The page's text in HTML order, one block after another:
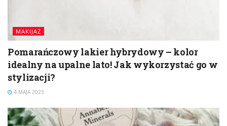
MAKIJAŻ
Pomarańczowy lakier hybrydowy – kolor
idealny na upalne lato! Jak wykorzystać go w
stylizacji?
4 MAJA 2023